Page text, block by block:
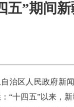
五”期间
区人民政府新闻
“十四五”以来，